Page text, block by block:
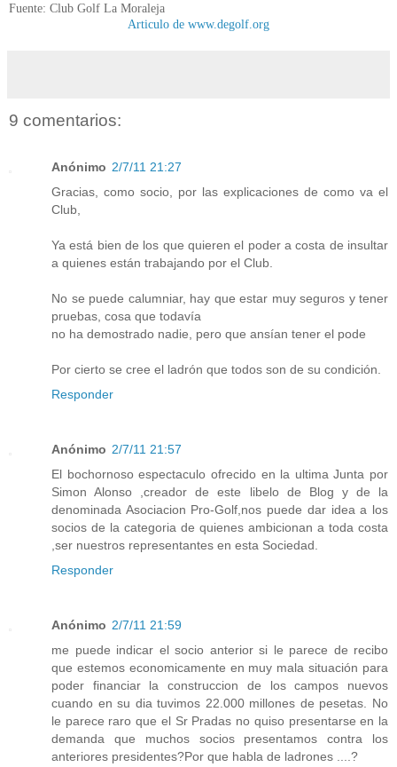
Fuente: Club Golf La Moraleja
Articulo de www.degolf.org
9 comentarios:
Anónimo 2/7/11 21:27
Gracias, como socio, por las explicaciones de como va el
Club,
Ya está bien de los que quieren el poder a costa de insultar
a quienes están trabajando por el Club.
No se puede calumniar, hay que estar muy seguros y tener
pruebas, cosa que todavía
no ha demostrado nadie, pero que ansían tener el pode
Por cierto se cree el ladrón que todos son de su condición.
Responder
Anónimo 2/7/11 21:57
El bochornoso espectaculo ofrecido en la ultima Junta por
Simon Alonso ,creador de este libelo de Blog y de la
denominada Asociacion Pro-Golf,nos puede dar idea a los
socios de la categoria de quienes ambicionan a toda costa
,ser nuestros representantes en esta Sociedad.
Responder
Anónimo 2/7/11 21:59
me puede indicar el socio anterior si le parece de recibo
que estemos economicamente en muy mala situación para
poder financiar la construccion de los campos nuevos
cuando en su dia tuvimos 22.000 millones de pesetas. No
le parece raro que el Sr Pradas no quiso presentarse en la
demanda que muchos socios presentamos contra los
anteriores presidentes?Por que habla de ladrones ....?